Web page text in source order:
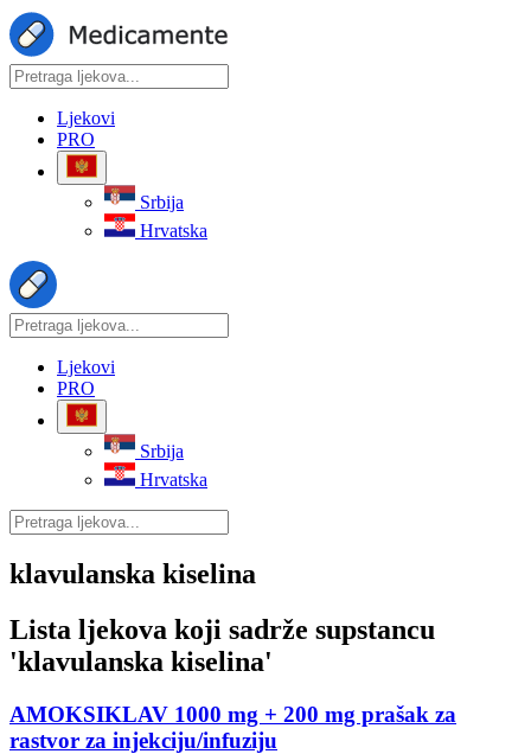
Ljekovi
PRO
Srbija
Hrvatska
Ljekovi
PRO
Srbija
Hrvatska
klavulanska kiselina
Lista ljekova koji sadrže supstancu
'klavulanska kiselina'
AMOKSIKLAV 1000 mg + 200 mg prašak za
rastvor za injekciju/infuziju